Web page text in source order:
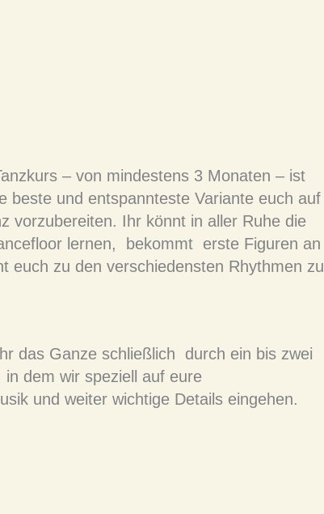
– von mindestens 3 Monaten – ist
beste und entspannteste Variante euch auf
vorzubereiten. Ihr könnt in aller Ruhe die
lernen, bekommt erste Figuren an
euch zu den verschiedensten Rhythmen zu
das Ganze schließlich durch ein bis zwei
in dem wir speziell auf eure
und weiter wichtige Details eingehen.